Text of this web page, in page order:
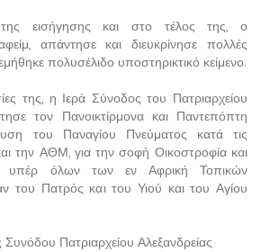
εισήγησης και στο τέλος της, ο
απάντησε και διευκρίνησε πολλές
πολυσέλιδο υποστηρικτικό κείμενο.
της, η Ιερά Σύνοδος του Πατριαρχείου
τον Πανοικτίρμονα και Παντεπόπτη
του Παναγίου Πνεύματος κατά τις
την ΑΘΜ, για την σοφή Οικοστροφία και
υπέρ όλων των εν Αφρική Τοπικών
του Πατρός και του Υιού και του Αγίου
Πατριαρχείου Αλεξανδρείας